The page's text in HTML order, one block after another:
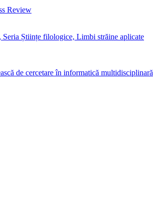
Review
Științe filologice, Limbi străine aplicate
de cercetare în informatică multidisciplinară